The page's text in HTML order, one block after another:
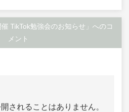
TikTok勉強会のお知らせ」へのコ
メント
されることはありません。